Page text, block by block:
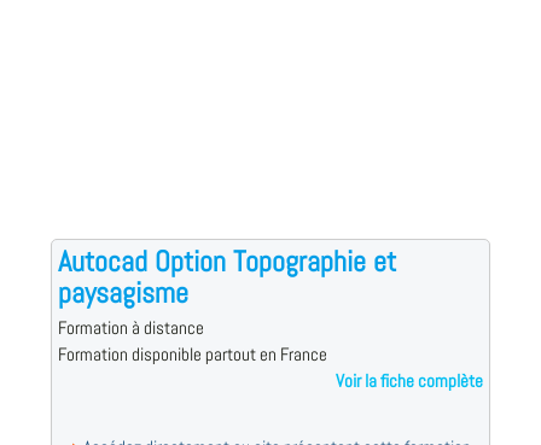
Autocad Option Topographie et
paysagisme
Formation à distance
Formation disponible partout en France
Voir la fiche complète